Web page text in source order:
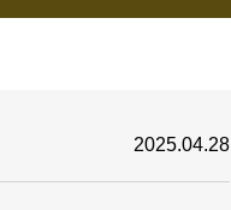
2025.04.28